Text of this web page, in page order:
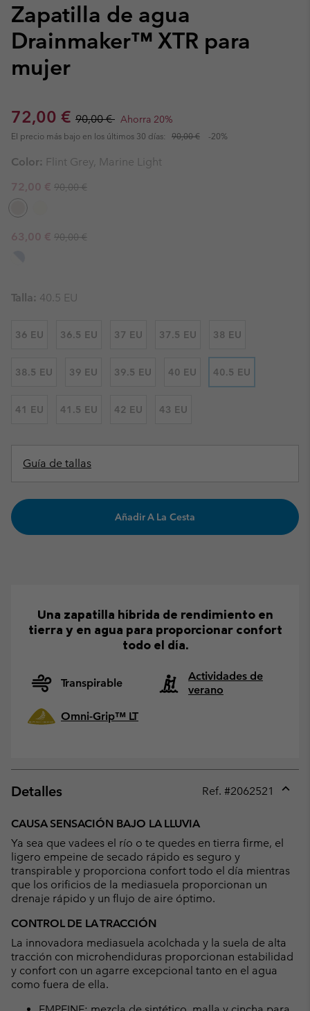
Zapatilla de agua
Drainmaker™ XTR para
mujer
Sale price:
72,00 € Regular price:
90,00 € Ahorra 20%
El precio más bajo en los últimos 30 días: 90,00 € -20%
Color: Flint Grey, Marine Light
Sale price:
72,00 € Regular price:
90,00 €
Sale price:
63,00 € Regular price:
90,00 €
Talla: 40.5 EU
36 EU 36.5 EU 37 EU 37.5 EU 38 EU
38.5 EU 39 EU 39.5 EU 40 EU 40.5 EU
41 EU 41.5 EU 42 EU 43 EU
Guía de tallas
Añadir A La Cesta
Una zapatilla híbrida de rendimiento en
tierra y en agua para proporcionar confort
todo el día.
Transpirable
Actividades de
verano
Omni-Grip™ LT
Detalles Ref. #2062521
CAUSA SENSACIÓN BAJO LA LLUVIA
Ya sea que vadees el río o te quedes en tierra firme, el
ligero empeine de secado rápido es seguro y
transpirable y proporciona confort todo el día mientras
que los orificios de la mediasuela proporcionan un
drenaje rápido y un flujo de aire óptimo.
CONTROL DE LA TRACCIÓN
La innovadora mediasuela acolchada y la suela de alta
tracción con microhendiduras proporcionan estabilidad
y confort con un agarre excepcional tanto en el agua
como fuera de ella.